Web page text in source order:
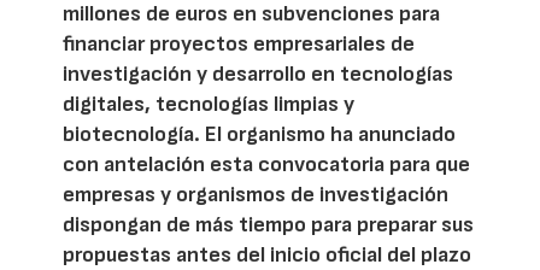
millones de euros en subvenciones para
financiar proyectos empresariales de
investigación y desarrollo en tecnologías
digitales, tecnologías limpias y
biotecnología. El organismo ha anunciado
con antelación esta convocatoria para que
empresas y organismos de investigación
dispongan de más tiempo para preparar sus
propuestas antes del inicio oficial del plazo